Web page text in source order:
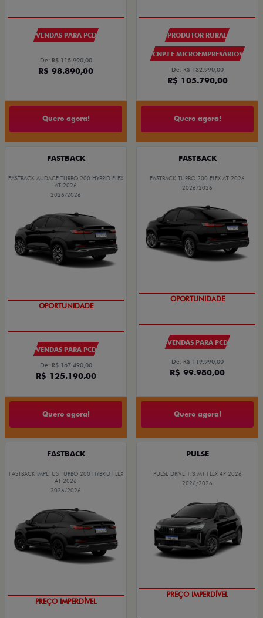
VENDAS PARA PCD
De: R$ 115.990,00
R$ 98.890,00
Quero agora!
PRODUTOR RURAL
CNPJ E MICROEMPRESÁRIOS
De: R$ 132.990,00
R$ 105.790,00
Quero agora!
FASTBACK
FASTBACK AUDACE TURBO 200 HYBRID FLEX
AT 2026
2026/2026
OPORTUNIDADE
VENDAS PARA PCD
De: R$ 167.490,00
R$ 125.190,00
Quero agora!
FASTBACK
FASTBACK TURBO 200 FLEX AT 2026
2026/2026
OPORTUNIDADE
VENDAS PARA PCD
De: R$ 119.990,00
R$ 99.980,00
Quero agora!
FASTBACK
FASTBACK IMPETUS TURBO 200 HYBRID FLEX
AT 2026
2026/2026
PREÇO IMPERDÍVEL
PULSE
PULSE DRIVE 1.3 MT FLEX 4P 2026
2026/2026
PREÇO IMPERDÍVEL